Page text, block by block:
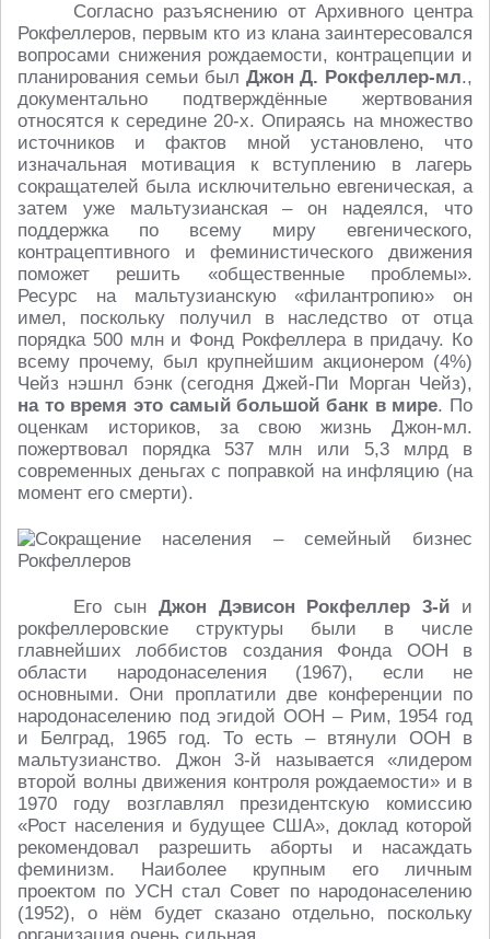
Согласно разъяснению от Архивного центра
Рокфеллеров, первым кто из клана заинтересовался
вопросами снижения рождаемости, контрацепции и
планирования семьи был Джон Д. Рокфеллер-мл.,
документально подтверждённые жертвования
относятся к середине 20-х. Опираясь на множество
источников и фактов мной установлено, что
изначальная мотивация к вступлению в лагерь
сокращателей была исключительно евгеническая, а
затем уже мальтузианская – он надеялся, что
поддержка по всему миру евгенического,
контрацептивного и феминистического движения
поможет решить «общественные проблемы».
Ресурс на мальтузианскую «филантропию» он
имел, поскольку получил в наследство от отца
порядка 500 млн и Фонд Рокфеллера в придачу. Ко
всему прочему, был крупнейшим акционером (4%)
Чейз нэшнл бэнк (сегодня Джей-Пи Морган Чейз),
на то время это самый большой банк в мире. По
оценкам историков, за свою жизнь Джон-мл.
пожертвовал порядка 537 млн или 5,3 млрд в
современных деньгах с поправкой на инфляцию (на
момент его смерти).
Его сын Джон Дэвисон Рокфеллер 3-й и
рокфеллеровские структуры были в числе
главнейших лоббистов создания Фонда ООН в
области народонаселения (1967), если не
основными. Они проплатили две конференции по
народонаселению под эгидой ООН – Рим, 1954 год
и Белград, 1965 год. То есть – втянули ООН в
мальтузианство. Джон 3-й называется «лидером
второй волны движения контроля рождаемости» и в
1970 году возглавлял президентскую комиссию
«Рост населения и будущее США», доклад которой
рекомендовал разрешить аборты и насаждать
феминизм. Наиболее крупным его личным
проектом по УСН стал Совет по народонаселению
(1952), о нём будет сказано отдельно, поскольку